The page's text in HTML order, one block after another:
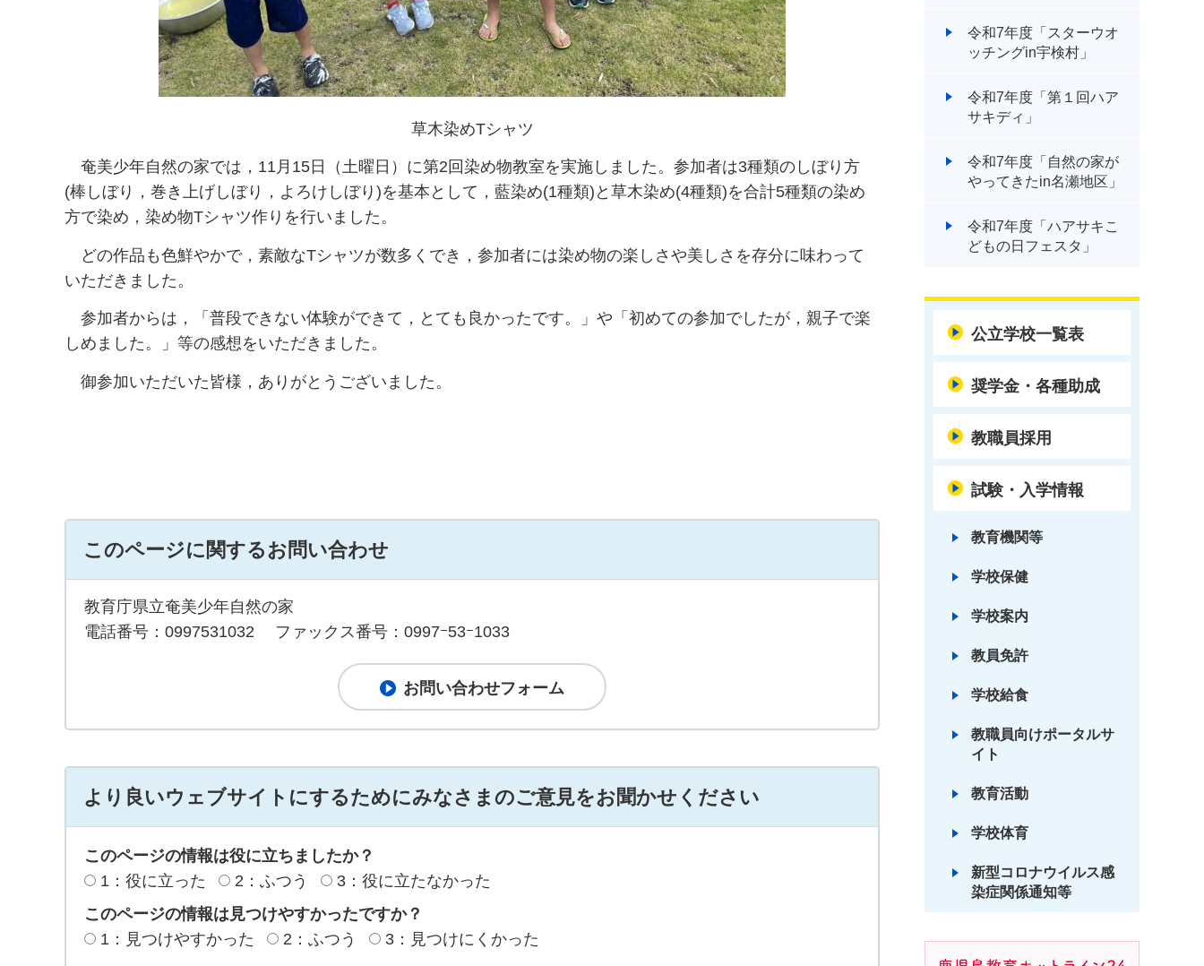
草木染めTシャツ
奄美少年自然の家では，11月15日（土曜日）に第2回染め物教室を実施しました。参加者は3種類のしぼり方
(棒しぼり，巻き上げしぼり，よろけしぼり)を基本として，藍染め(1種類)と草木染め(4種類)を合計5種類の染め
方で染め，染め物Tシャツ作りを行いました。
どの作品も色鮮やかで，素敵なTシャツが数多くでき，参加者には染め物の楽しさや美しさを存分に味わって
いただきました。
参加者からは，「普段できない体験ができて，とても良かったです。」や「初めての参加でしたが，親子で楽
しめました。」等の感想をいただきました。
御参加いただいた皆様，ありがとうございました。
このページに関するお問い合わせ
教育庁県立奄美少年自然の家
電話番号：0997531032
ファックス番号：0997ｰ53ｰ1033
より良いウェブサイトにするためにみなさまのご意見をお聞かせください
このページの情報は役に立ちましたか？
1：役に立った
2：ふつう
3：役に立たなかった
このページの情報は見つけやすかったですか？
1：見つけやすかった
2：ふつう 3：見つけにくかった
令和7年度「スターウオ
ッチングin宇検村」
令和7年度「第１回ハア
サキディ」
令和7年度「自然の家が
やってきたin名瀬地区」
令和7年度「ハアサキこ
どもの日フェスタ」
公立学校一覧表
奨学金・各種助成
教職員採用
試験・入学情報
教育機関等
学校保健
学校案内
教員免許
学校給食
教職員向けポータルサ
イト
教育活動
学校体育
新型コロナウイルス感
染症関係通知等
鹿児島教育ホットライン24